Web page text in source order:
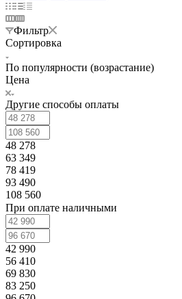
Фильтр
Сортировка
По популярности (возрастание)
Цена
Другие способы оплаты
48 278
63 349
78 419
93 490
108 560
При оплате наличными
42 990
56 410
69 830
83 250